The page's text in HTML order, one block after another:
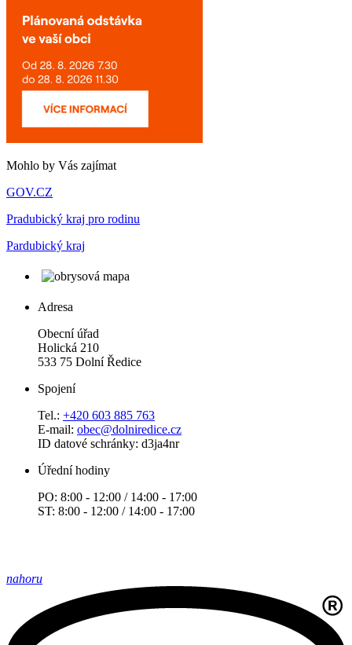
Mohlo by Vás zajímat
GOV.CZ
Pradubický kraj pro rodinu
Pardubický kraj
Adresa
Obecní úřad
Holická 210
533 75 Dolní Ředice
Spojení
Tel.: +420 603 885 763
E-mail: obec@dolniredice.cz
ID datové schránky: d3ja4nr
Úřední hodiny
PO: 8:00 - 12:00 / 14:00 - 17:00
ST: 8:00 - 12:00 / 14:00 - 17:00
nahoru